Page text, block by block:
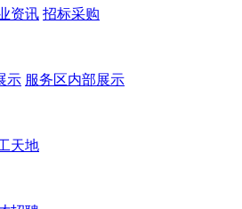
资讯 招标采购
示 服务区内部展示
天地